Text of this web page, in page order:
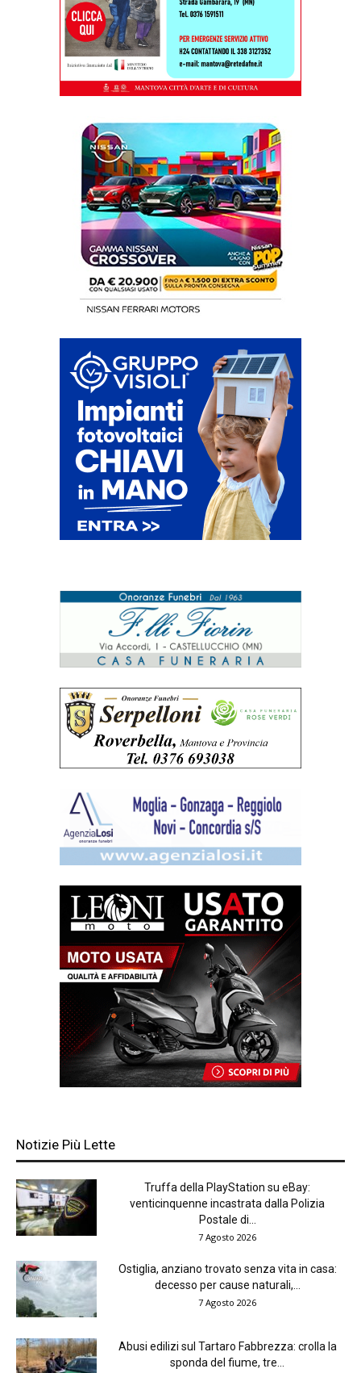
Notizie Più Lette
Truffa della PlayStation su eBay:
venticinquenne incastrata dalla Polizia
Postale di...
7 Agosto 2026
Ostiglia, anziano trovato senza vita in casa:
decesso per cause naturali,...
7 Agosto 2026
Abusi edilizi sul Tartaro Fabbrezza: crolla la
sponda del fiume, tre...